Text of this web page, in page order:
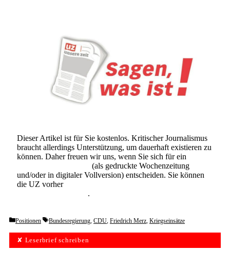
Dieser Artikel ist für Sie kostenlos. Kritischer Journalismus
braucht allerdings Unterstützung, um dauerhaft existieren zu
können. Daher freuen wir uns, wenn Sie sich für ein
(als gedruckte Wochenzeitung
und/oder in digitaler Vollversion) entscheiden. Sie können
die UZ vorher
.
Categories
Positionen Tags
Bundesregierung, CDU, Friedrich Merz, Kriegseinsätze
✘ Leserbrief schreiben